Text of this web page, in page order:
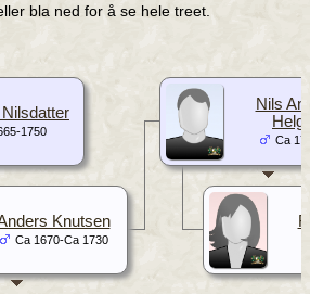
bla ned for å se hele treet.
Nils
Ca
1750
Knutsen
Ca 1670-Ca 1730